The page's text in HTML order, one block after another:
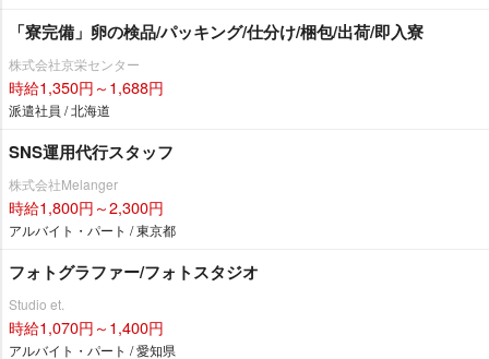
「寮完備」卵の検品/パッキング/仕分け/梱包/出荷/即入寮
株式会社京栄センター
時給1,350円～1,688円
派遣社員 / 北海道
SNS運用代行スタッフ
株式会社Melanger
時給1,800円～2,300円
アルバイト・パート / 東京都
フォトグラファー/フォトスタジオ
Studio et.
時給1,070円～1,400円
アルバイト・パート / 愛知県